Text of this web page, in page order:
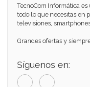
TecnoCom Informática
todo lo que necesitas en
televisiones,
Grandes ofertas y
Síguenos en: